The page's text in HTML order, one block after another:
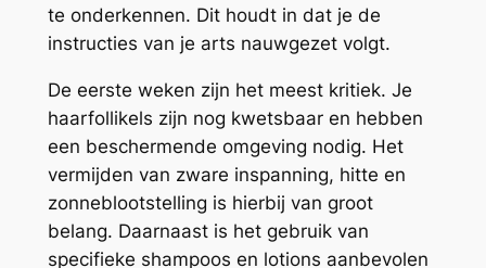
te onderkennen. Dit houdt in dat je de
instructies van je arts nauwgezet volgt.
De eerste weken zijn het meest kritiek. Je
haarfollikels zijn nog kwetsbaar en hebben
een beschermende omgeving nodig. Het
vermijden van zware inspanning, hitte en
zonneblootstelling is hierbij van groot
belang. Daarnaast is het gebruik van
specifieke shampoos en lotions aanbevolen